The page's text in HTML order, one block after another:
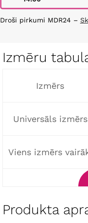
Droši pirkumi MDR24 –
Izmēru
Izmērs
Universāls izmērs
Viens izmērs
Produkta